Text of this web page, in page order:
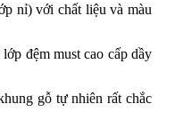
nỉ) với chất liệu và màu
đệm must cao cấp dầy
gỗ tự nhiên rất chắc